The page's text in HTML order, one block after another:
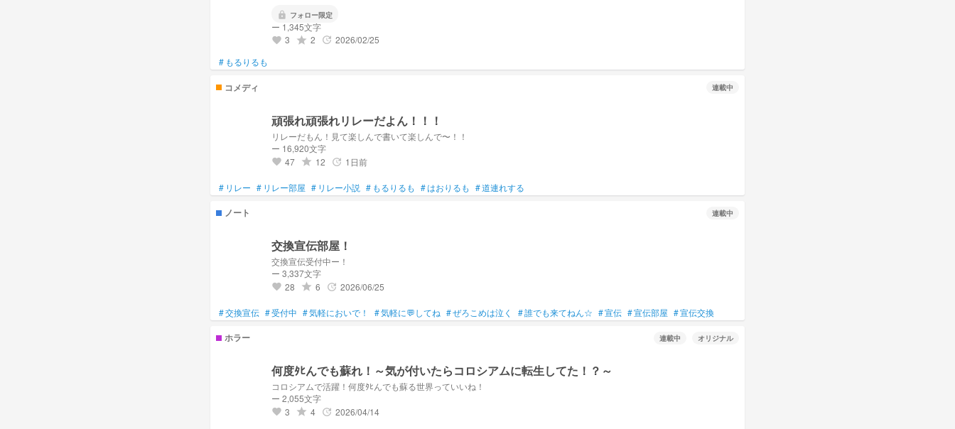
lock フォロー限定
ー 1,345文字
favorite 3 grade 2 update 2026/02/25
# もるりるも
コメディ 連載中
頑張れ頑張れリレーだよん！！！
リレーだもん！見て楽しんで書いて楽しんで〜！！
ー 16,920文字
favorite 47 grade 12 update 1日前
# リレー # リレー部屋 # リレー小説 # もるりるも #はおりるも #道連れする
ノート 連載中
交換宣伝部屋！
交換宣伝受付中ー！
ー 3,337文字
favorite 28 grade 6 update 2026/06/25
#交換宣伝 #受付中 #気軽においで！ #気軽に💬してね #ぜろこめは泣く #誰でも来てねん☆ #宣伝 #宣伝部屋 #宣伝交換
ホラー 連載中 オリジナル
何度ﾀﾋんでも蘇れ！～気が付いたらコロシアムに転生してた！？～
コロシアムで活躍！何度ﾀﾋんでも蘇る世界っていいね！
ー 2,055文字
favorite 3 grade 4 update 2026/04/14